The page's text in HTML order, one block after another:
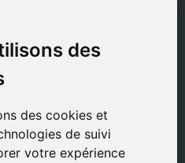
des
des cookies et
de suivi
votre expérience
des
des cookies et
de suivi
votre expérience